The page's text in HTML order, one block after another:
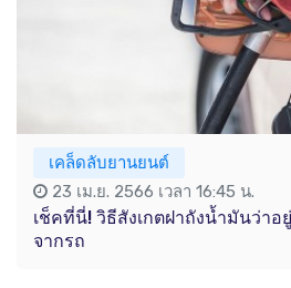
เคล็ดลับยานยนต์
23 เม.ย. 2566 เวลา 16:45 น.
เช็คที่นี่! วิธีสังเกตฝาถังน้ำมันว่าอ
จากรถ